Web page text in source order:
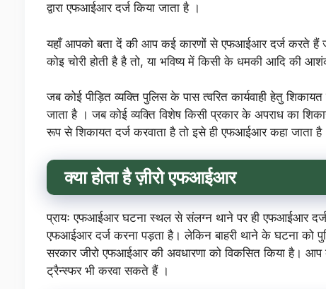
द्वारा एफआईआर दर्ज किया जाता है ।
यहाँ आपको बता दें की आप कई कारणों से एफआईआर दर्ज करते हैं
कोइ चोरी होती है है तो, या भविष्य में किसी के धमकी आदि की
जब कोई पीड़ित व्यक्ति पुलिस के पास त्वरित कार्यवाही हेतु शिकायत
जाता है । जब कोई व्यक्ति विशेष किसी प्रकार के अपराध का
रूप से शिकायत दर्ज करवाता है तो इसे ही एफआईआर कहा जाता है
क्या होता है ज़ीरो एफआईआर
प्रायः एफआईआर घटना स्थल से संलग्न थाने पर ही एफआईआर दर्ज
एफआईआर दर्ज करना पड़ता है। लेकिन बाहरी थाने के घटना को
सरकार जीरो एफआईआर की अवधारणा को विकसित किया है।
ट्रैन्स्फर भी करवा सकते हैं ।